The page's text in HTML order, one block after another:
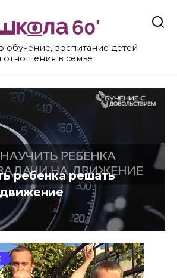
воспитание детей
отношения в семье
ребенка решать